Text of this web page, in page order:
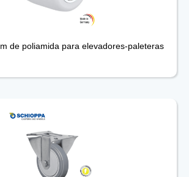
de poliamida para elevadores-paleteras